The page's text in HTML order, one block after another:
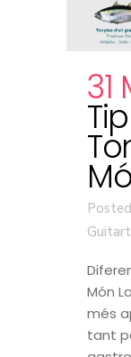
31
Guitart
Món
més
tant